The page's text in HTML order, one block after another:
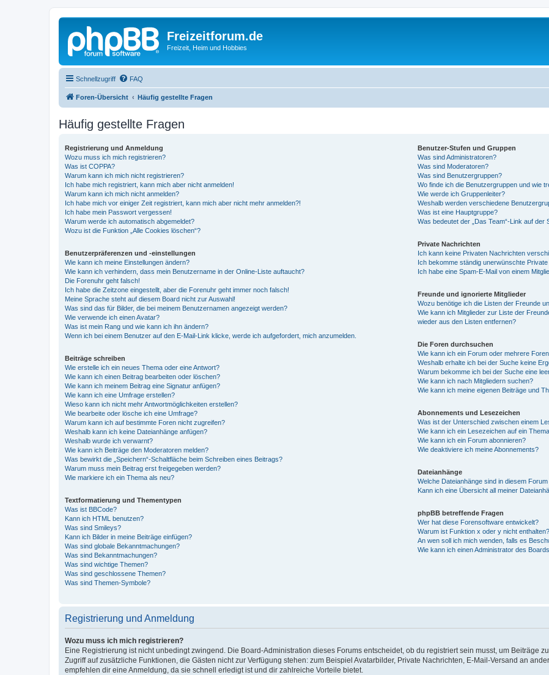
Freizeitforum.de
Freizeit, Heim und Hobbies
Schnellzugriff FAQ
Foren-Übersicht Häufig gestellte Fragen
Häufig gestellte Fragen
Registrierung und Anmeldung
Wozu muss ich mich registrieren?
Was ist COPPA?
Warum kann ich mich nicht registrieren?
Ich habe mich registriert, kann mich aber nicht anmelden!
Warum kann ich mich nicht anmelden?
Ich habe mich vor einiger Zeit registriert, kann mich aber nicht mehr anmelden?!
Ich habe mein Passwort vergessen!
Warum werde ich automatisch abgemeldet?
Wozu ist die Funktion „Alle Cookies löschen“?
Benutzerpräferenzen und -einstellungen
Wie kann ich meine Einstellungen ändern?
Wie kann ich verhindern, dass mein Benutzername in der Online-Liste auftaucht?
Die Forenuhr geht falsch!
Ich habe die Zeitzone eingestellt, aber die Forenuhr geht immer noch falsch!
Meine Sprache steht auf diesem Board nicht zur Auswahl!
Was sind das für Bilder, die bei meinem Benutzernamen angezeigt werden?
Wie verwende ich einen Avatar?
Was ist mein Rang und wie kann ich ihn ändern?
Wenn ich bei einem Benutzer auf den E-Mail-Link klicke, werde ich aufgefordert, mich anzumelden.
Beiträge schreiben
Wie erstelle ich ein neues Thema oder eine Antwort?
Wie kann ich einen Beitrag bearbeiten oder löschen?
Wie kann ich meinem Beitrag eine Signatur anfügen?
Wie kann ich eine Umfrage erstellen?
Wieso kann ich nicht mehr Antwortmöglichkeiten erstellen?
Wie bearbeite oder lösche ich eine Umfrage?
Warum kann ich auf bestimmte Foren nicht zugreifen?
Weshalb kann ich keine Dateianhänge anfügen?
Weshalb wurde ich verwarnt?
Wie kann ich Beiträge den Moderatoren melden?
Was bewirkt die „Speichern“-Schaltfläche beim Schreiben eines Beitrags?
Warum muss mein Beitrag erst freigegeben werden?
Wie markiere ich ein Thema als neu?
Textformatierung und Thementypen
Was ist BBCode?
Kann ich HTML benutzen?
Was sind Smileys?
Kann ich Bilder in meine Beiträge einfügen?
Was sind globale Bekanntmachungen?
Was sind Bekanntmachungen?
Was sind wichtige Themen?
Was sind geschlossene Themen?
Was sind Themen-Symbole?
Benutzer-Stufen und Gruppen
Was sind Administratoren?
Was sind Moderatoren?
Was sind Benutzergruppen?
Wo finde ich die Benutzergruppen und wie
Wie werde ich Gruppenleiter?
Weshalb werden verschiedene
Was ist eine Hauptgruppe?
Was bedeutet der „Das Team“-Link auf der
Private Nachrichten
Ich kann keine Privaten Nachrichten
Ich bekomme ständig unerwünschte
Ich habe eine Spam-E-Mail von einem
Freunde und ignorierte Mitglieder
Wozu benötige ich die Listen der Freunde
Wie kann ich Mitglieder zur Liste der
wieder aus den Listen entfernen?
Die Foren durchsuchen
Wie kann ich ein Forum oder mehrere
Weshalb erhalte ich bei der Suche keine
Warum bekomme ich bei der Suche eine
Wie kann ich nach Mitgliedern suchen?
Wie kann ich meine eigenen Beiträge und
Abonnements und Lesezeichen
Was ist der Unterschied zwischen einem
Wie kann ich ein Lesezeichen auf ein
Wie kann ich ein Forum abonnieren?
Wie deaktiviere ich meine Abonnements?
Dateianhänge
Welche Dateianhänge sind in diesem
Kann ich eine Übersicht all meiner
phpBB betreffende Fragen
Wer hat diese Forensoftware entwickelt?
Warum ist Funktion x oder y nicht enthalten?
An wen soll ich mich wenden, falls es
Wie kann ich einen Administrator des
Registrierung und Anmeldung
Wozu muss ich mich registrieren?
Eine Registrierung ist nicht unbedingt zwingend. Die Board-Administration dieses Forums entscheidet, ob du registriert sein musst, um Beiträge
Zugriff auf zusätzliche Funktionen, die Gästen nicht zur Verfügung stehen: zum Beispiel Avatarbilder, Private Nachrichten, E-Mail-Versand an
empfehlen dir eine Anmeldung, da sie schnell erledigt ist und dir zahlreiche Vorteile bietet.